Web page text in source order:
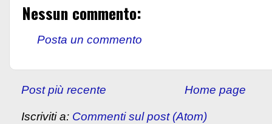
Nessun commento:
Posta un commento
Post più recente Home page
Iscriviti a: Commenti sul post (Atom)